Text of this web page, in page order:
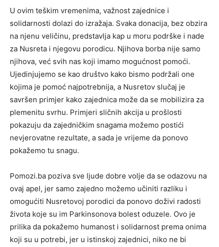
U ovim teškim vremenima, važnost zajednice i
solidarnosti dolazi do izražaja. Svaka donacija, bez obzira
na njenu veličinu, predstavlja kap u moru podrške i nade
za Nusreta i njegovu porodicu. Njihova borba nije samo
njihova, već svih nas koji imamo mogućnost pomoći.
Ujedinjujemo se kao društvo kako bismo podržali one
kojima je pomoć najpotrebnija, a Nusretov slučaj je
savršen primjer kako zajednica može da se mobilizira za
plemenitu svrhu. Primjeri sličnih akcija u prošlosti
pokazuju da zajedničkim snagama možemo postići
nevjerovatne rezultate, a sada je vrijeme da ponovo
pokažemo tu snagu.
Pomozi.ba poziva sve ljude dobre volje da se odazovu na
ovaj apel, jer samo zajedno možemo učiniti razliku i
omogućiti Nusretovoj porodici da ponovo doživi radosti
života koje su im Parkinsonova bolest oduzele. Ovo je
prilika da pokažemo humanost i solidarnost prema onima
koji su u potrebi, jer u istinskoj zajednici, niko ne bi